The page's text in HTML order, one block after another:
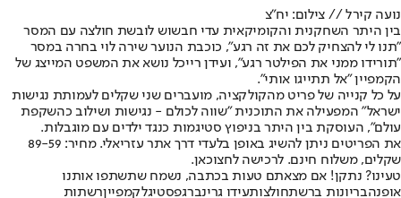
נועה קירל // צילום: יח"צ
בין היתר השחקנית והקומיקאית עדי חבשוש לובשת חולצה עם המסר
"תנו לי להצחיק לכם את זה רגע", כוכבת הנוער שירה לוי בחרה במסר
"תורידו ממני את הפילטר רגע", ועידן רייכל נושא את המשפט המייצג של
הקמפיין "אל תתייגו אותי".
על כל קנייה של פריט מהקולקציה, מועברים שני שקלים לעמותת נגישות
ישראל" המפעילה את התוכנית "שווה לכולם - נגישות ושילוב כהשקפת
עולם", העוסקת בין היתר בניפוץ סטיגמות כנגד ילדים עם מוגבלות.
את הפריטים ניתן להשיג באופן בלעדי דרך אתר עזריאלי. מחיר: 89-59
שקלים, משלוח חינם. לרכישה לחצוכאן.
טעינו? נתקן! אם מצאתם טעות בכתבה, נשמח שתשתפו אותנו
אופנהבריונות ברשתחולצותעידו גרינברגפסטיגלקמפייןרשתות